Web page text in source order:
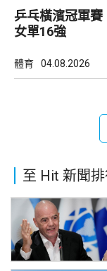
乒乓橫濱冠軍賽
女單16強
體育 04.08.2026
至 Hit 新聞